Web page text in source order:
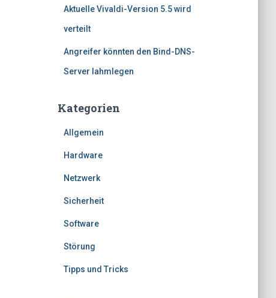
Aktuelle Vivaldi-Version 5.5 wird
verteilt
Angreifer könnten den Bind-DNS-
Server lahmlegen
Kategorien
Allgemein
Hardware
Netzwerk
Sicherheit
Software
Störung
Tipps und Tricks